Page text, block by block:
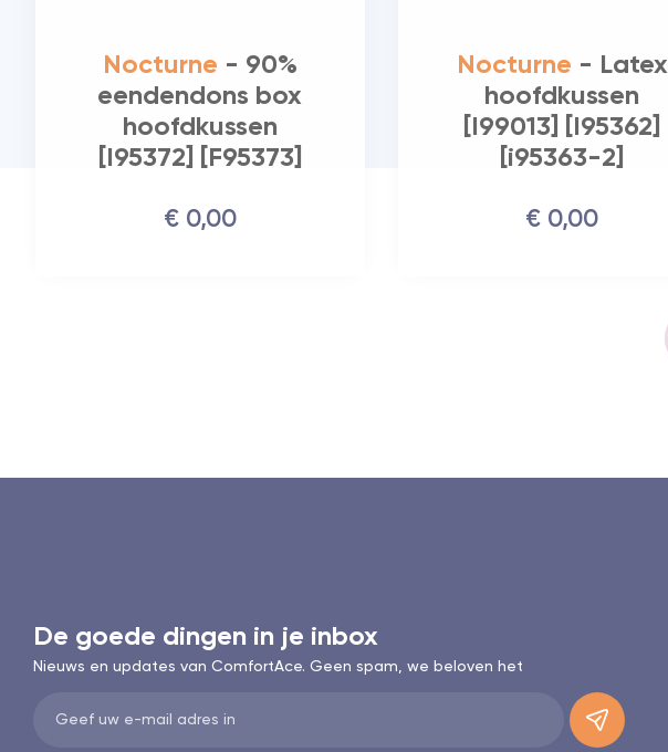
Nocturne - 90%
eendendons box
hoofdkussen
[I95372] [F95373]
€ 0,00
Nocturne - Latex
hoofdkussen
[I99013] [I95362]
[i95363-2]
€ 0,00
De goede dingen in je inbox
Nieuws en updates van ComfortAce. Geen spam, we beloven het